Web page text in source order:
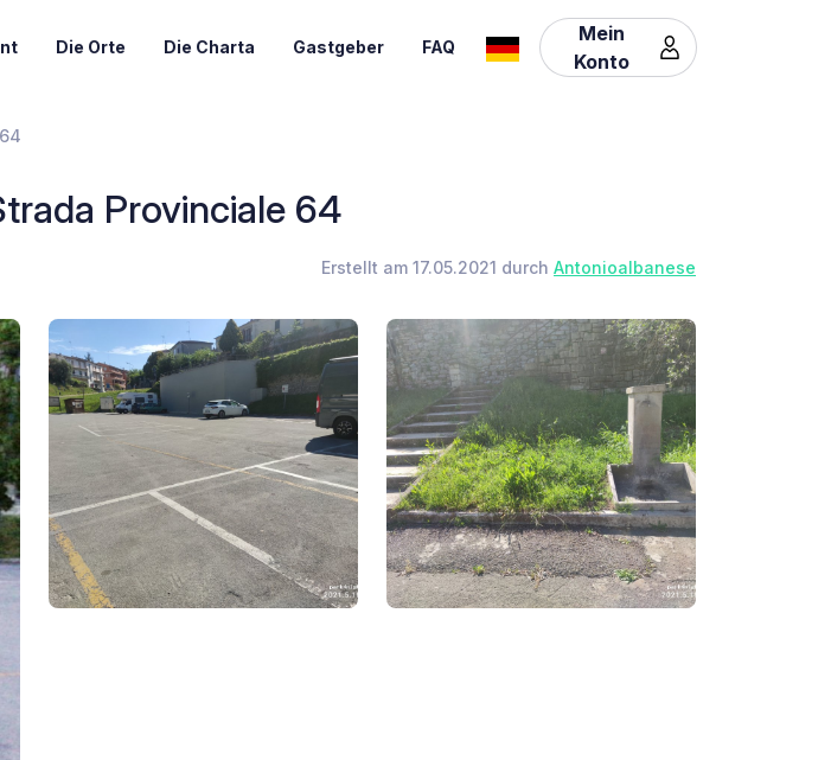
Die Orte Die Charta Gastgeber FAQ
Mein
Konto
Provinciale 64
Erstellt am 17.05.2021 durch Antonioalbanese